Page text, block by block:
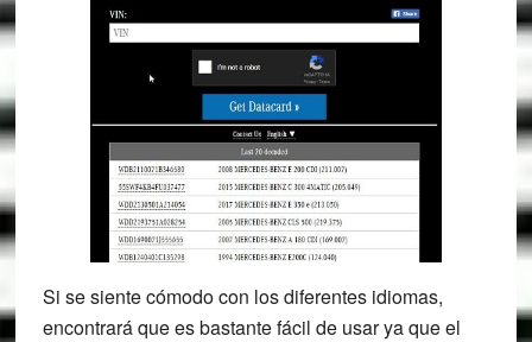
Si se siente cómodo con los diferentes idiomas,
encontrará que es bastante fácil de usar ya que el